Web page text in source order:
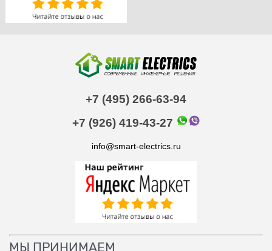
+7 (495) 266-63-94
+7 (926) 419-43-27
info@smart-electrics.ru
МЫ ПРИНИМАЕМ